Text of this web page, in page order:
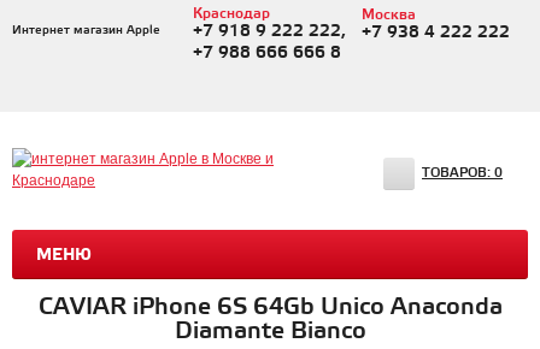
Интернет магазин Apple
Краснодар
+7 918 9 222 222,
+7 988 666 666 8
Москва
+7 938 4 222 222
МЕНЮ
ТОВАРОВ: 0
CAVIAR iPhone 6S 64Gb Unico Anaconda
Diamante Bianco